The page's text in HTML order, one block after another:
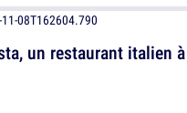
un restaurant italien à